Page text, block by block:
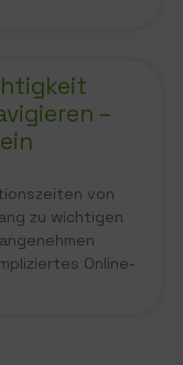
–
von
zu wichtigen
Online-